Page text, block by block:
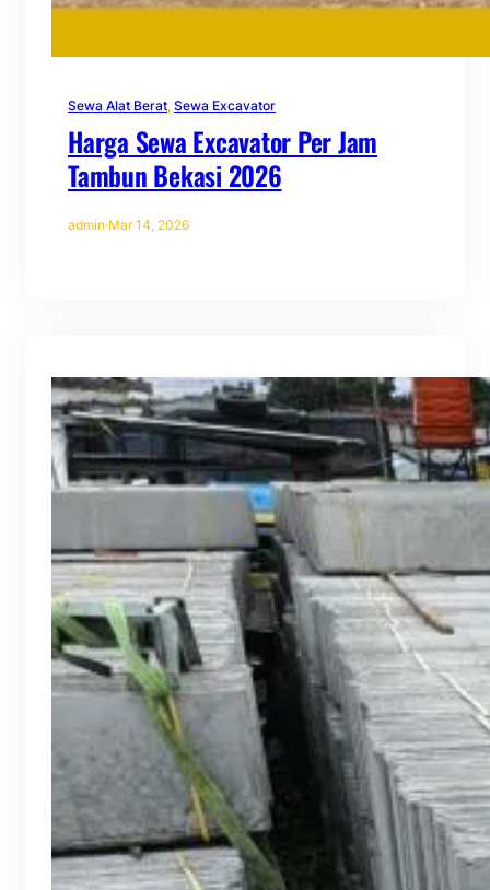
Sewa Alat Berat, Sewa Excavator
Harga Sewa Excavator Per Jam
Tambun Bekasi 2026
admin·Mar 14, 2026